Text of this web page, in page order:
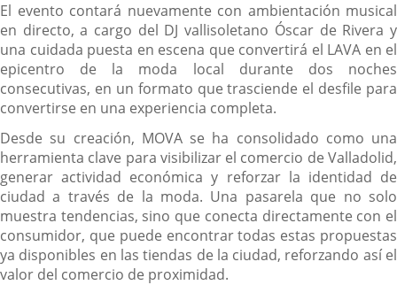
El evento contará nuevamente con ambientación musical
en directo, a cargo del DJ vallisoletano Óscar de Rivera y
una cuidada puesta en escena que convertirá el LAVA en el
epicentro de la moda local durante dos noches
consecutivas, en un formato que trasciende el desfile para
convertirse en una experiencia completa.
Desde su creación, MOVA se ha consolidado como una
herramienta clave para visibilizar el comercio de Valladolid,
generar actividad económica y reforzar la identidad de
ciudad a través de la moda. Una pasarela que no solo
muestra tendencias, sino que conecta directamente con el
consumidor, que puede encontrar todas estas propuestas
ya disponibles en las tiendas de la ciudad, reforzando así el
valor del comercio de proximidad.